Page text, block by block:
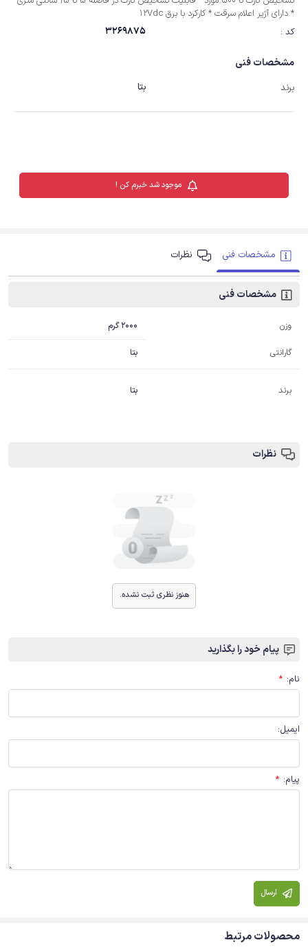
* دارای آژیر اعلام سرقت * کارکرد با برق 12Vdc
کد :
3269875
مشخصات فنی
برند بتا
موجود شد خبرم کن !
مشخصات فنی نظرات
مشخصات فنی
وزن 2000 گرم
گارانتی بتا
برند بتا
نظرات
هنوز نظری ثبت نشده.
پیام خود را بگذارید
نام:
*
ایمیل:
پیام:
*
ارسال
محصولات مرتبط